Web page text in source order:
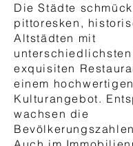
Die Städte
pittoresken,
Altstädten mit
exquisiten
einem hochwertigen
Kulturangebot.
wachsen die